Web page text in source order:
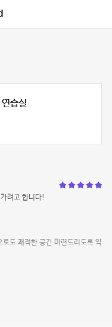
습실
려고 합니다!
도 쾌적한 공간 마련드리도록 약